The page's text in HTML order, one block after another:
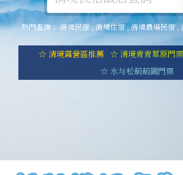
熱門查詢：清境民宿,清境住宿,清境農場民宿,
☆ 清境露營區推薦
☆ 清境青青草原門
☆ 水与松萌萌園門票